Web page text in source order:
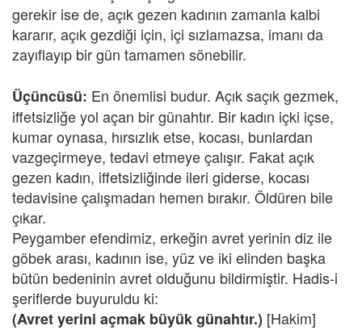
gerekir ise de, açık gezen kadının zamanla kalbi
kararır, açık gezdiği için, içi sızlamazsa, imanı da
zayıflayıp bir gün tamamen sönebilir.
Üçüncüsü: En önemlisi budur. Açık saçık gezmek,
iffetsizliğe yol açan bir günahtır. Bir kadın içki içse,
kumar oynasa, hırsızlık etse, kocası, bunlardan
vazgeçirmeye, tedavi etmeye çalışır. Fakat açık
gezen kadın, iffetsizliğinde ileri giderse, kocası
tedavisine çalışmadan hemen bırakır. Öldüren bile
çıkar.
Peygamber efendimiz, erkeğin avret yerinin diz ile
göbek arası, kadının ise, yüz ve iki elinden başka
bütün bedeninin avret olduğunu bildirmiştir. Hadis-i
şeriflerde buyuruldu ki:
(Avret yerini açmak büyük günahtır.) [Hakim]